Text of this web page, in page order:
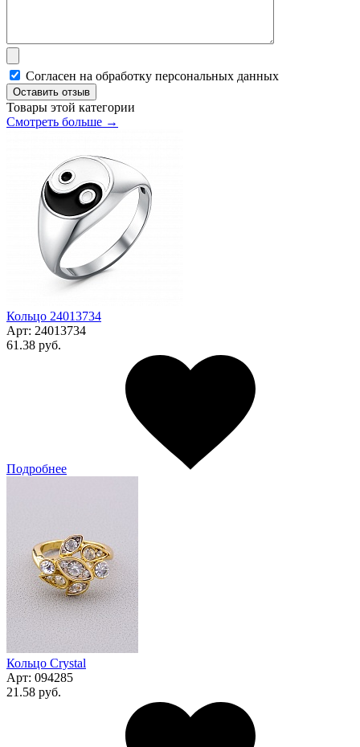
Согласен на обработку персональных данных
Оставить отзыв
Товары этой категории
Смотреть больше →
Кольцо 24013734
Арт: 24013734
61.38 руб.
Подробнее
Кольцо Сrystal
Арт: 094285
21.58 руб.